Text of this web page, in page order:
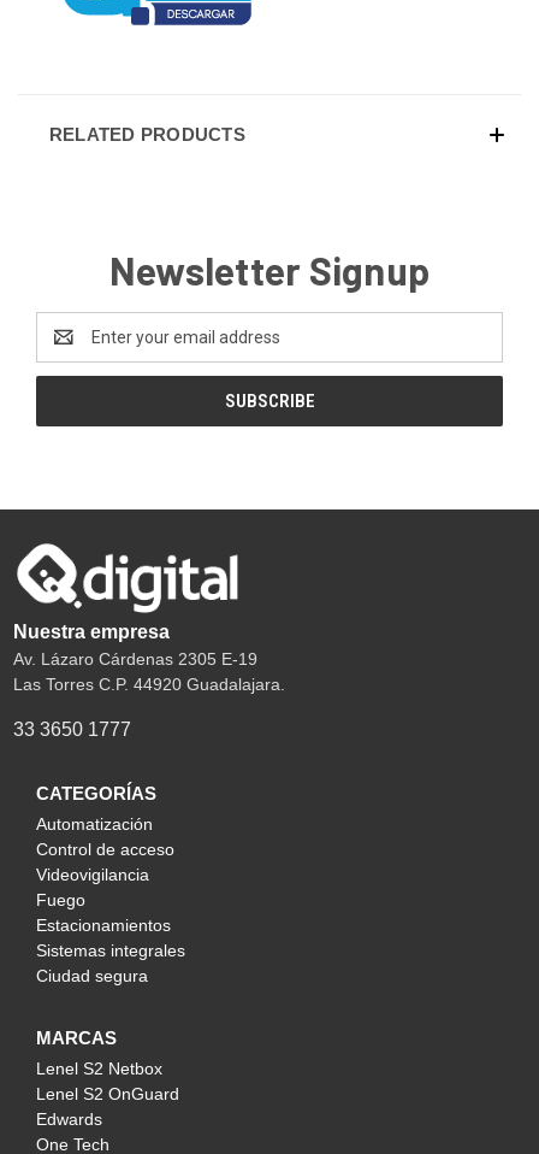
RELATED PRODUCTS
Newsletter Signup
Address
Nuestra empresa
Av. Lázaro Cárdenas 2305 E-19
Las Torres C.P. 44920 Guadalajara.
33 3650 1777
CATEGORÍAS
Automatización
Control de acceso
Videovigilancia
Fuego
Estacionamientos
Sistemas integrales
Ciudad segura
MARCAS
Lenel S2 Netbox
Lenel S2 OnGuard
Edwards
One Tech